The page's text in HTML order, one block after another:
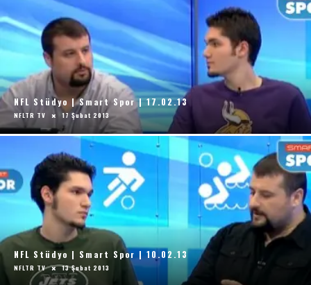
NFL Stüdyo | Smart Spor | 17.02.13
NFLTR TV 17 Şubat 2013
NFL Stüdyo | Smart Spor | 10.02.13
NFLTR TV 13 Şubat 2013